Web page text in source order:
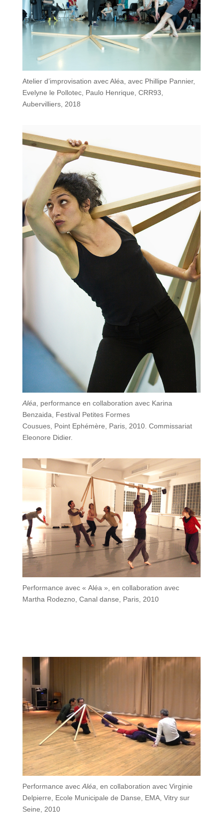
Atelier d’improvisation avec Aléa, avec Phillipe Pannier,
Evelyne le Pollotec, Paulo Henrique, CRR93,
Aubervilliers, 2018
Aléa , performance en collaboration avec Karina
Benzaida, Festival Petites Formes
Cousues, Point Ephémère, Paris, 2010. Commissariat
Eleonore Didier.
Performance avec « Aléa », en collaboration avec
Martha Rodezno, Canal danse, Paris, 2010
Performance avec Aléa , en collaboration avec Virginie
Delpierre, Ecole Municipale de Danse, EMA, Vitry sur
Seine, 2010